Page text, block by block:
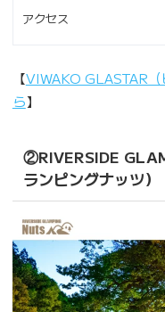
アクセス
【VIWAKO GLASTAR
ら】
②RIVERSIDE
ランピングナッツ